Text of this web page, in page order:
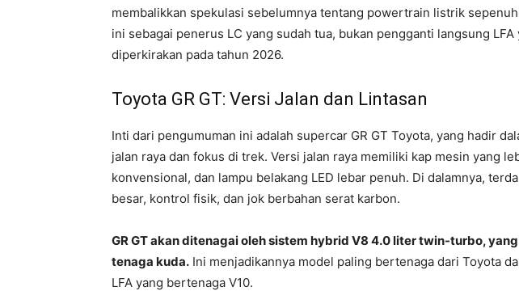
membalikkan spekulasi sebelumnya tentang powertrain listrik
ini sebagai penerus LC yang sudah tua, bukan pengganti langsung
diperkirakan pada tahun 2026.
Toyota GR GT: Versi Jalan dan Lintasan
Inti dari pengumuman ini adalah supercar GR GT Toyota, yang hadir
jalan raya dan fokus di trek. Versi jalan raya memiliki kap mesin yang
konvensional, dan lampu belakang LED lebar penuh. Di dalamnya,
besar, kontrol fisik, dan jok berbahan serat karbon.
GR GT akan ditenagai oleh sistem hybrid V8 4.0 liter twin-turbo,
tenaga kuda. Ini menjadikannya model paling bertenaga dari Toyota
LFA yang bertenaga V10.